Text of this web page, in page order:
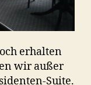
erhalten
wir außer
Suite.